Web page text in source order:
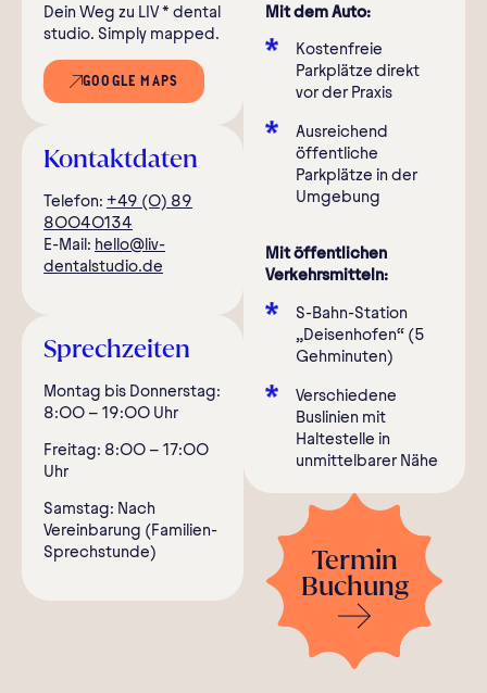
Dein Weg zu LIV * dental
studio. Simply mapped.
GOOGLE MAPS
Kontaktdaten
Telefon: +49 (0) 89
80040134
E-Mail: hello@liv-
dentalstudio.de
Sprechzeiten
Montag bis Donnerstag:
8:00 – 19:00 Uhr
Freitag: 8:00 – 17:00
Uhr
Samstag: Nach
Vereinbarung (Familien-
Sprechstunde)
Mit dem Auto:
Kostenfreie
Parkplätze direkt
vor der Praxis
Ausreichend
öffentliche
Parkplätze in der
Umgebung
Mit öffentlichen
Verkehrsmitteln:
S-Bahn-Station
„Deisenhofen“ (5
Gehminuten)
Verschiedene
Buslinien mit
Haltestelle in
unmittelbarer Nähe
Termin
Buchung